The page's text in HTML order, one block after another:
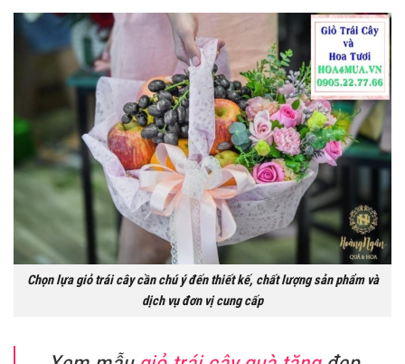
Chọn lựa giỏ trái cây cần chú ý đến thiết kế, chất lượng sản phẩm và
dịch vụ đơn vị cung cấp